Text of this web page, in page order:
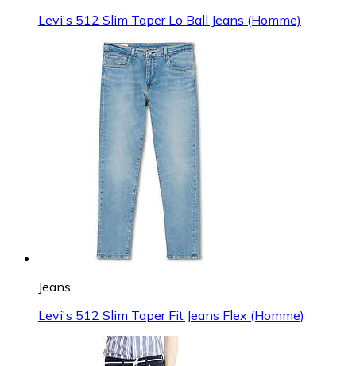
Levi's 512 Slim Taper Lo Ball Jeans (Homme)
Jeans
Levi's 512 Slim Taper Fit Jeans Flex (Homme)